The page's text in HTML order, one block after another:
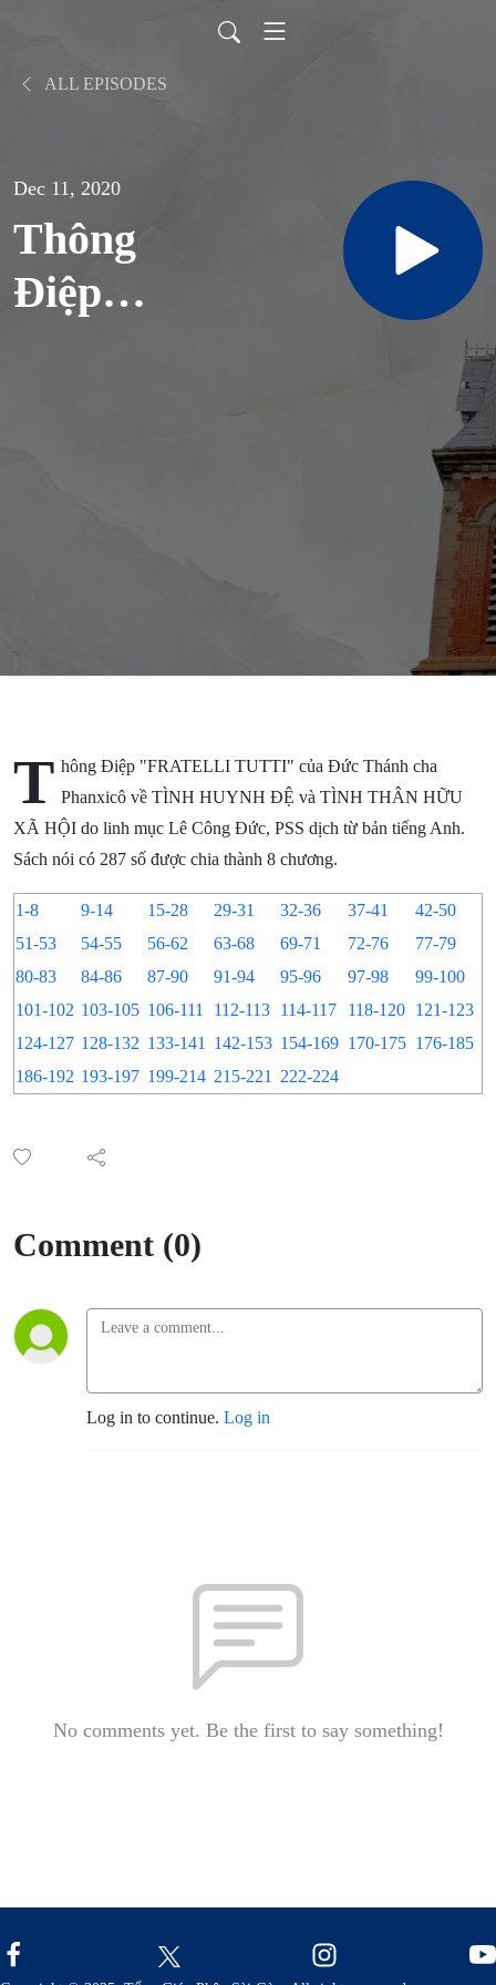
ALL EPISODES
Dec 11, 2020
Thông
Điệp
T hông Điệp "FRATELLI TUTTI" của Đức Thánh cha
Phanxicô về TÌNH HUYNH ĐỆ và TÌNH THÂN HỮU
XÃ HỘI do linh mục Lê Công Đức, PSS dịch từ bản tiếng Anh.
Sách nói có 287 số được chia thành 8 chương.
1-8 9-14 15-28 29-31 32-36 37-41
42-50
51-53
54-55 56-62 63-68 69-71 72-76
77-79
80-83
84-86 87-90 91-94 95-96 97-98
99-100
101-102 103-105 106-111 112-113 114-117 118-120 121-123
124-127 128-132 133-141 142-153 154-169 170-175 176-185
186-192 193-197 199-214 215-221 222-224
Comment (0)
Log in to continue. Log in
No comments yet. Be the first to say something!